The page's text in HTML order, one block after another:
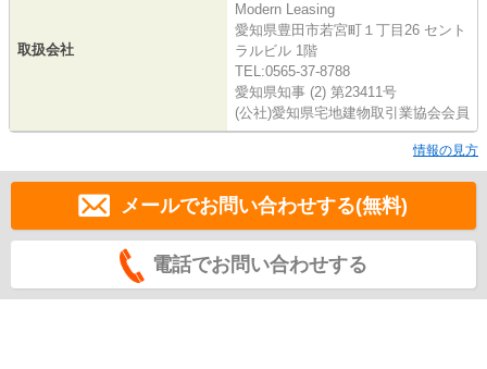
取扱会社
Modern Leasing
愛知県豊田市若宮町１丁目26 セント
ラルビル 1階
TEL:0565-37-8788
愛知県知事 (2) 第23411号
(公社)愛知県宅地建物取引業協会会員
情報の見方
メールでお問い合わせする(無料)
電話でお問い合わせする